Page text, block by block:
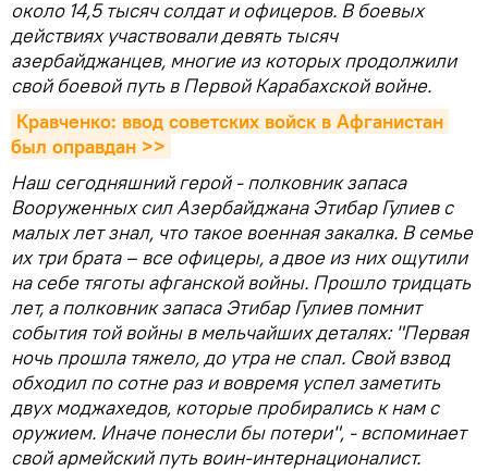
около 14,5 тысяч солдат и офицеров. В боевых
действиях участвовали девять тысяч
азербайджанцев, многие из которых продолжили
свой боевой путь в Первой Карабахской войне.
Кравченко: ввод советских войск в Афганистан
был оправдан >>
Наш сегодняшний герой - полковник запаса
Вооруженных сил Азербайджана Этибар Гулиев с
малых лет знал, что такое военная закалка. В семье
их три брата – все офицеры, а двое из них ощутили
на себе тяготы афганской войны. Прошло тридцать
лет, а полковник запаса Этибар Гулиев помнит
события той войны в мельчайших деталях: "Первая
ночь прошла тяжело, до утра не спал. Свой взвод
обходил по сотне раз и вовремя успел заметить
двух моджахедов, которые пробирались к нам с
оружием. Иначе понесли бы потери", - вспоминает
свой армейский путь воин-интернационалист.